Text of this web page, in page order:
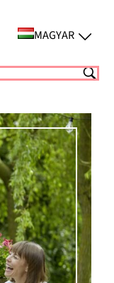
MAGYAR